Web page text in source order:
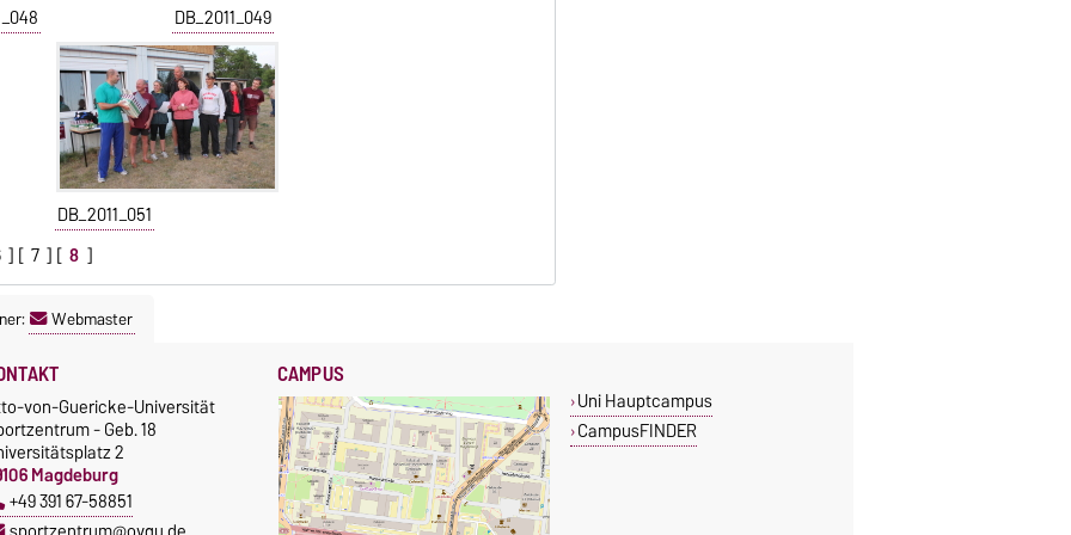
DB_2011_049
DB_2011_051
] [ 7 ] [ 8 ]
Webmaster
von-Guericke-Universität
- Geb. 18
2
Magdeburg
+49 391 67-58851
CAMPUS
Uni Hauptcampus
CampusFINDER